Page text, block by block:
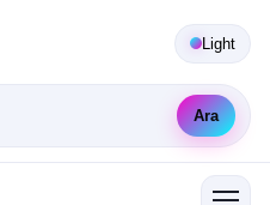
Ara
Light